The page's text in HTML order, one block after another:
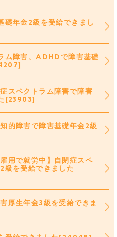
礎年金2級を受給できまし
ム障害、ADHDで障害基礎
スペクトラム障害で障害
[23903]
的障害で障害基礎年金2級
用で就労中】自閉症スペ
級を受給できました
厚生年金3級を受給できま